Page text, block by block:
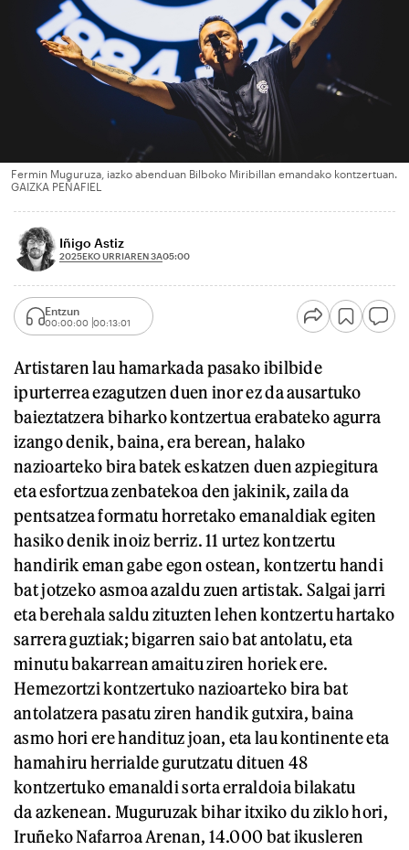
Fermin Muguruza, iazko abenduan Bilboko Miribillan emandako kontzertuan.
GAIZKA PEÑAFIEL
Iñigo Astiz
2025EKO URRIAREN 3A05:00
Entzun
00:00:00 00:13:01
Artistaren lau hamarkada pasako ibilbide
ipurterrea ezagutzen duen inor ez da ausartuko
baieztatzera biharko kontzertua erabateko agurra
izango denik, baina, era berean, halako
nazioarteko bira batek eskatzen duen azpiegitura
eta esfortzua zenbatekoa den jakinik, zaila da
pentsatzea formatu horretako emanaldiak egiten
hasiko denik inoiz berriz. 11 urtez kontzertu
handirik eman gabe egon ostean, kontzertu handi
bat jotzeko asmoa azaldu zuen artistak. Salgai jarri
eta berehala saldu zituzten lehen kontzertu hartako
sarrera guztiak; bigarren saio bat antolatu, eta
minutu bakarrean amaitu ziren horiek ere.
Hemezortzi kontzertuko nazioarteko bira bat
antolatzera pasatu ziren handik gutxira, baina
asmo hori ere handituz joan, eta lau kontinente eta
hamahiru herrialde gurutzatu dituen 48
kontzertuko emanaldi sorta erraldoia bilakatu
da azkenean. Muguruzak bihar itxiko du ziklo hori,
Iruñeko Nafarroa Arenan, 14.000 bat ikusleren